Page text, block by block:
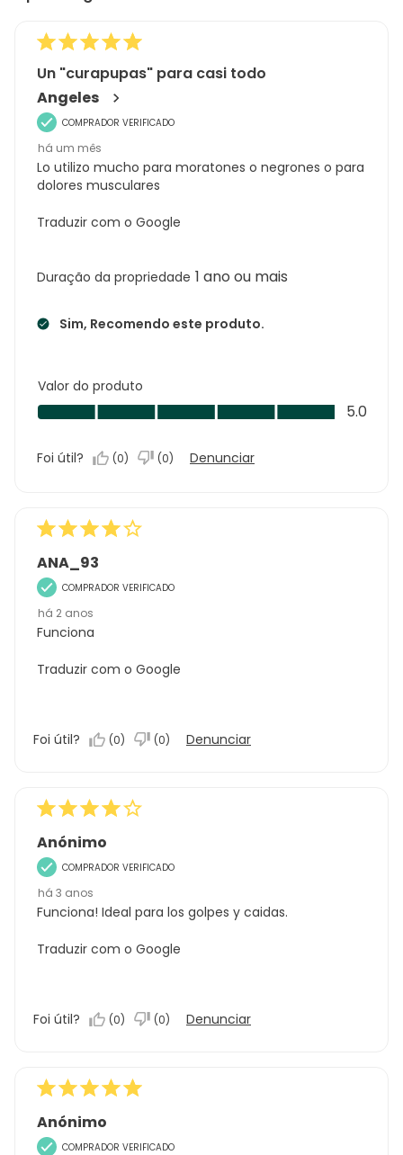
Un "curapupas" para casi todo
Angeles
COMPRADOR VERIFICADO
há um mês
Lo utilizo mucho para moratones o negrones o para
dolores musculares
Traduzir com o Google
Duração da propriedade 1 ano ou mais
Sim, Recomendo este produto.
Valor do produto
Valor
do
5.0
5.0
Foi útil? (0) (0) Denunciar
ANA_93
COMPRADOR VERIFICADO
há 2 anos
Funciona
Traduzir com o Google
Foi útil? (0) (0) Denunciar
Anónimo
COMPRADOR VERIFICADO
há 3 anos
Funciona! Ideal para los golpes y caidas.
Traduzir com o Google
Foi útil? (0) (0) Denunciar
Anónimo
COMPRADOR VERIFICADO